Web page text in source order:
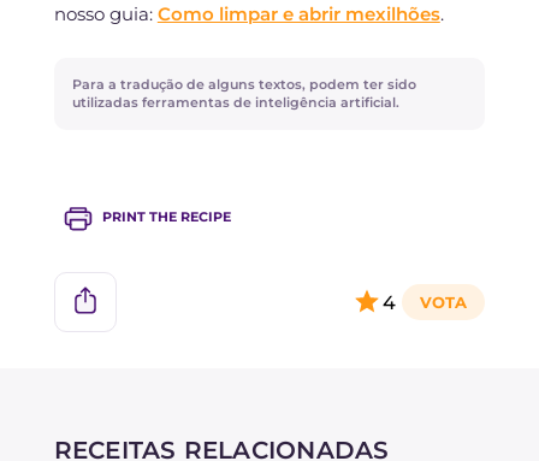
nosso guia: Como limpar e abrir mexilhões.
Para a tradução de alguns textos, podem ter sido
utilizadas ferramentas de inteligência artificial.
PRINT THE RECIPE
4
RECEITAS RELACIONADAS